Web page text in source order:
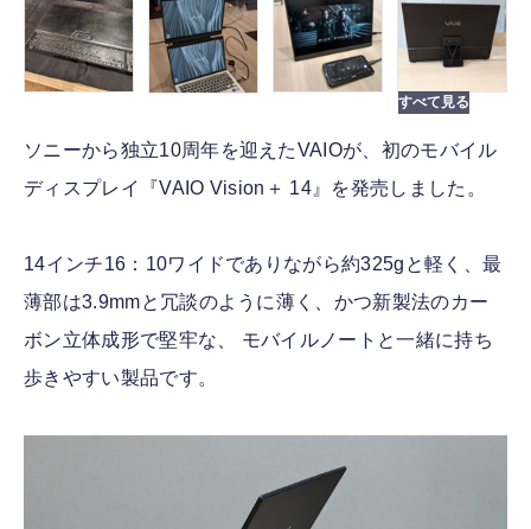
ソニーから独立10周年を迎えたVAIOが、初のモバイル
ディスプレイ『VAIO Vision＋ 14』を発売しました。
14インチ16：10ワイドでありながら約325gと軽く、最
薄部は3.9mmと冗談のように薄く、かつ新製法のカー
ボン立体成形で堅牢な、 モバイルノートと一緒に持ち
歩きやすい製品です。